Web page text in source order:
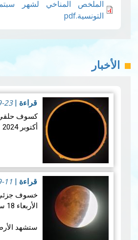
التونسية.pdf
الأخبار
قراءة |
23
أكتوبر 2024
2024
من بولينيزيا
وككسوف
الكسوف ال…
قراءة 11
خسوف جزئي
الأربعاء 18 سبتمبر 2024
ستشهد